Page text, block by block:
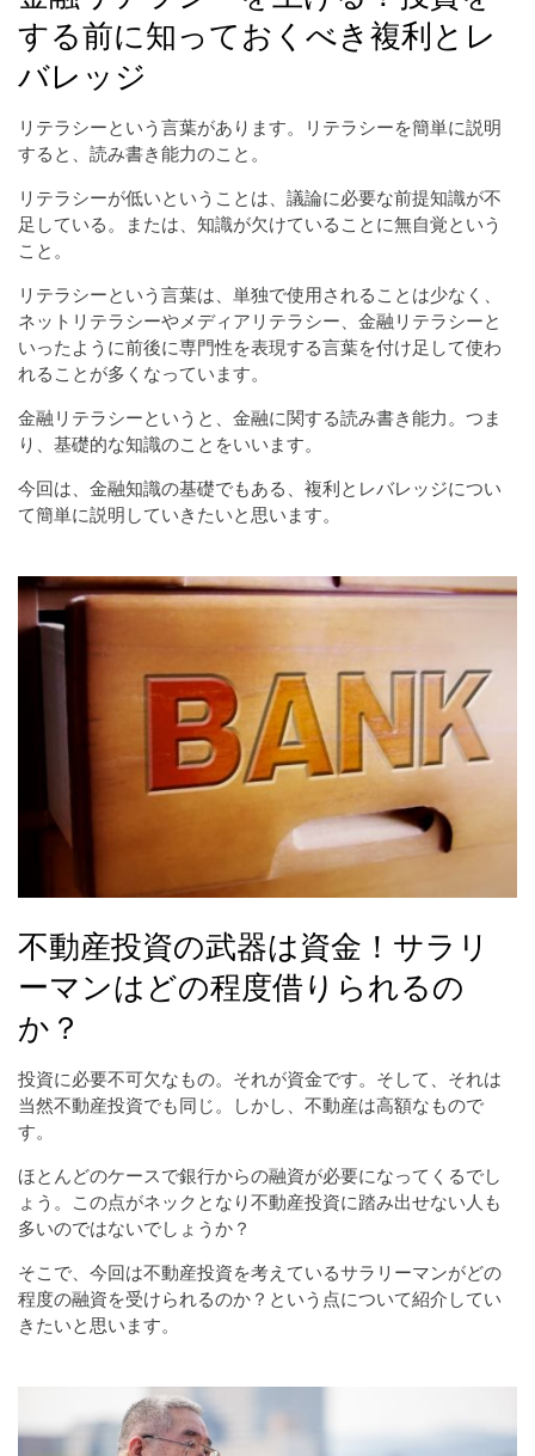
する前に知っておくべき複利とレ
バレッジ
リテラシーという言葉があります。リテラシーを簡単に説明
すると、読み書き能力のこと。
リテラシーが低いということは、議論に必要な前提知識が不
足している。または、知識が欠けていることに無自覚という
こと。
リテラシーという言葉は、単独で使用されることは少なく、
ネットリテラシーやメディアリテラシー、金融リテラシーと
いったように前後に専門性を表現する言葉を付け足して使わ
れることが多くなっています。
金融リテラシーというと、金融に関する読み書き能力。つま
り、基礎的な知識のことをいいます。
今回は、金融知識の基礎でもある、複利とレバレッジについ
て簡単に説明していきたいと思います。
不動産投資の武器は資金！サラリ
ーマンはどの程度借りられるの
か？
投資に必要不可欠なもの。それが資金です。そして、それは
当然不動産投資でも同じ。しかし、不動産は高額なもので
す。
ほとんどのケースで銀行からの融資が必要になってくるでし
ょう。この点がネックとなり不動産投資に踏み出せない人も
多いのではないでしょうか？
そこで、今回は不動産投資を考えているサラリーマンがどの
程度の融資を受けられるのか？という点について紹介してい
きたいと思います。